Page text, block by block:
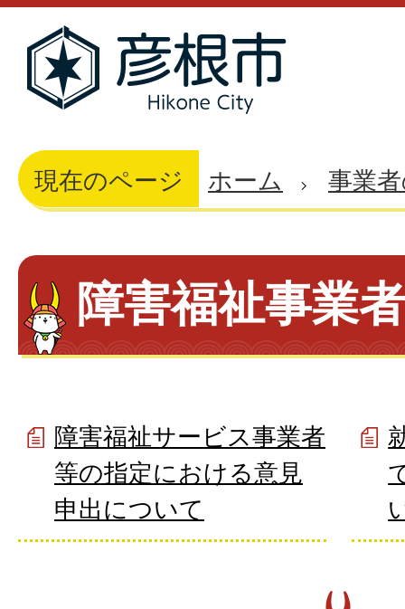
現在のページ ホーム 事業
障害福祉事業
障害福祉サービス事業者
等の指定における意見
申出について